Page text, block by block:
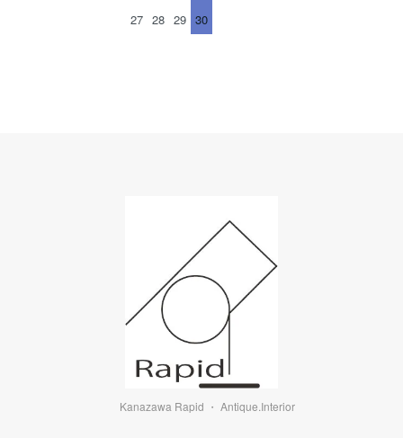
27 28 29 30
Kanazawa Rapid ・ Antique.Interior